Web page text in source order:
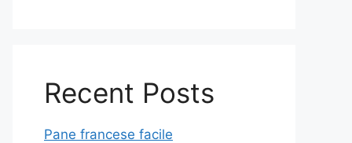
Recent Posts
Pane francese facile